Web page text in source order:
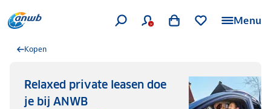
Menu
Kopen
Relaxed private leasen doe
je bij ANWB